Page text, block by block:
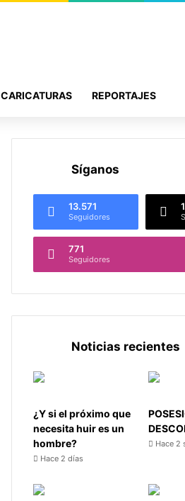
CARICATURAS REPORTAJES
Síganos
13.571
Seguidores
771
Seguidores
Noticias recientes
¿Y si el próximo que
necesita huir es un
hombre?
Hace 2 días
Hace 2